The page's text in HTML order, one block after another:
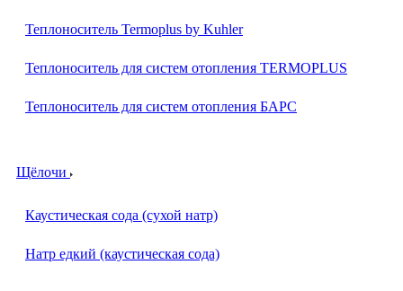
Теплоноситель Termoplus by Kuhler
Теплоноситель для систем отопления TERMOPLUS
Теплоноситель для систем отопления БАРС
Щёлочи
Каустическая сода (сухой натр)
Натр едкий (каустическая сода)